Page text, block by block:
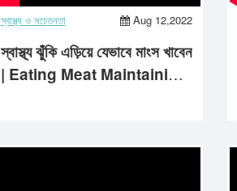
স্বাস্থ্য ও সচেতনতা Aug 12,2022
স্বাস্থ্য ঝুঁকি এড়িয়ে যেভাবে মাংস খাবেন
| Eating Meat Maintaining